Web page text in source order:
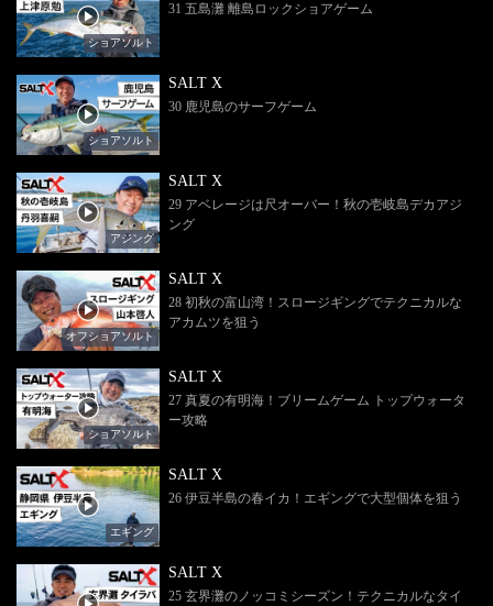
ショアソルト
31 五島灘 離島ロックショアゲーム
ショアソルト
SALT X
30 鹿児島のサーフゲーム
アジング
SALT X
29 アベレージは尺オーバー！秋の壱岐島デカアジ
ング
オフショアソルト
SALT X
28 初秋の富山湾！スロージギングでテクニカルな
アカムツを狙う
ショアソルト
SALT X
27 真夏の有明海！ブリームゲーム トップウォータ
ー攻略
エギング
SALT X
26 伊豆半島の春イカ！エギングで大型個体を狙う
SALT X
25 玄界灘のノッコミシーズン！テクニカルなタイ